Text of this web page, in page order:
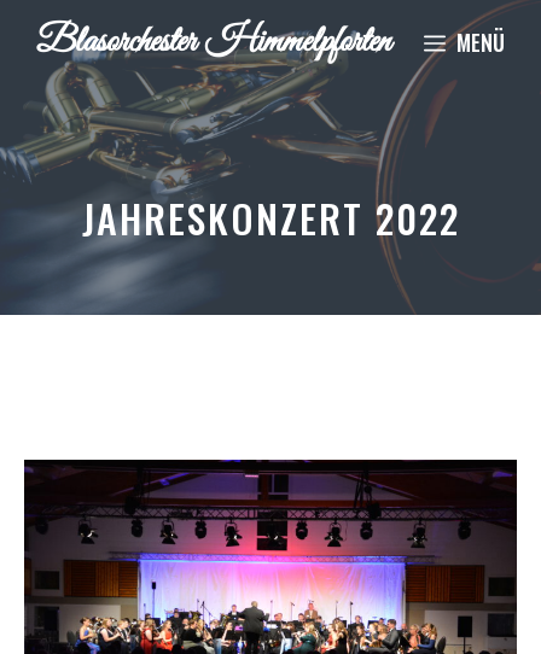
Inhalt
springen
Blasorchester Himmelpforten MENÜ
JAHRESKONZERT 2022